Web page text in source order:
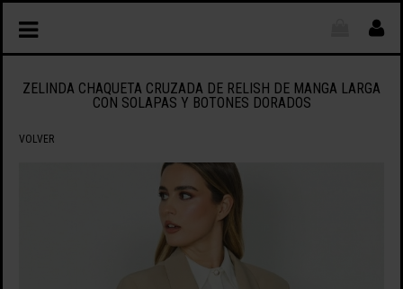
ZELINDA CHAQUETA CRUZADA DE RELISH DE MANGA LARGA
CON SOLAPAS Y BOTONES DORADOS
VOLVER